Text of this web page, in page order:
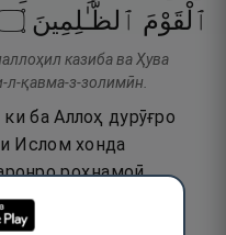
ٱلْقَوْمَ ٱلظَّـٰلِمِينَ
казиба ва Ҳува
л-қавма-з-золимӣн.
ба Аллоҳ дурӯғро
Ислом хонда
роҳнамоӣ